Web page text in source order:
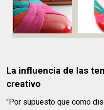
La influencia de las
creativo
"Por supuesto que como